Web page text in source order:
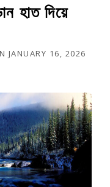
হাত দিয়ে
JANUARY 16, 2026